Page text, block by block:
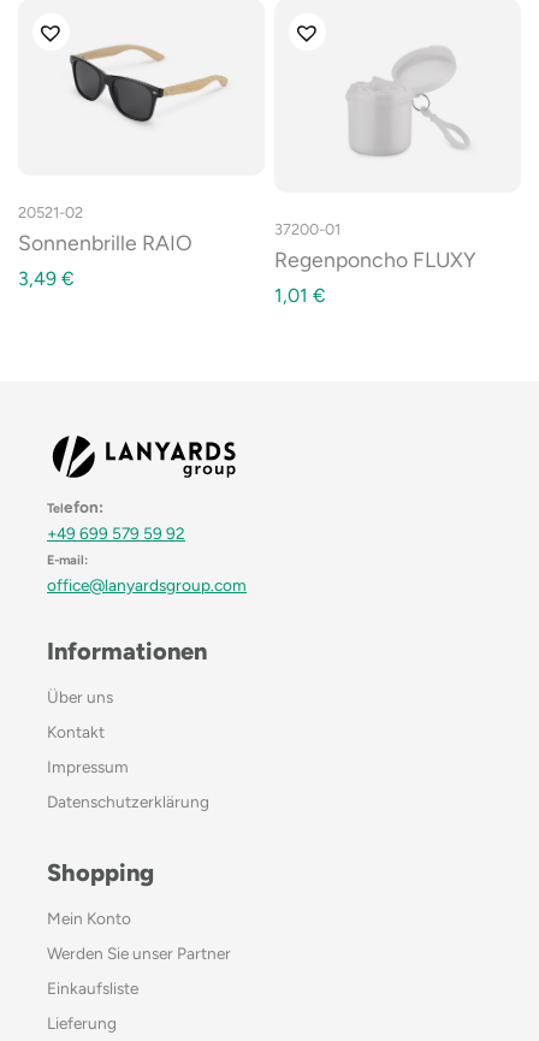
20521-02
Sonnenbrille RAIO
3,49 €
37200-01
Regenponcho FLUXY
1,01 €
Telefon:
+49 699 579 59 92
E-mail:
office@lanyardsgroup.com
Informationen
Über uns
Kontakt
Impressum
Datenschutzerklärung
Shopping
Mein Konto
Werden Sie unser Partner
Einkaufsliste
Lieferung